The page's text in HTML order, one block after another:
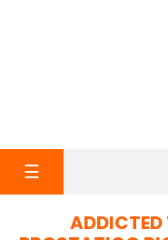
navigazione
☰